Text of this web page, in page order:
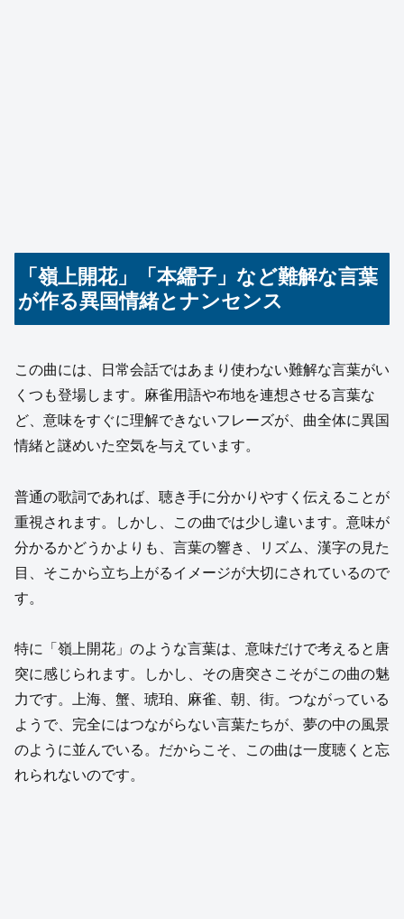
「嶺上開花」「本繻子」など難解な言葉
が作る異国情緒とナンセンス
この曲には、日常会話ではあまり使わない難解な言葉がい
くつも登場します。麻雀用語や布地を連想させる言葉な
ど、意味をすぐに理解できないフレーズが、曲全体に異国
情緒と謎めいた空気を与えています。
普通の歌詞であれば、聴き手に分かりやすく伝えることが
重視されます。しかし、この曲では少し違います。意味が
分かるかどうかよりも、言葉の響き、リズム、漢字の見た
目、そこから立ち上がるイメージが大切にされているので
す。
特に「嶺上開花」のような言葉は、意味だけで考えると唐
突に感じられます。しかし、その唐突さこそがこの曲の魅
力です。上海、蟹、琥珀、麻雀、朝、街。つながっている
ようで、完全にはつながらない言葉たちが、夢の中の風景
のように並んでいる。だからこそ、この曲は一度聴くと忘
れられないのです。